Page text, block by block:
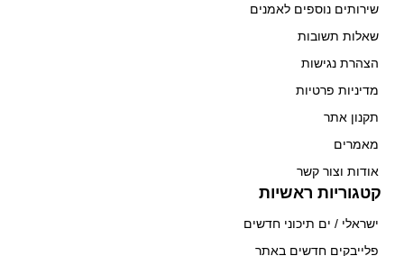
שירותים נוספים לאמנים
שאלות תשובות
הצהרת נגישות
מדיניות פרטיות
תקנון אתר
מאמרים
אודות וצור קשר
קטגוריות ראשיות
ישראלי / ים תיכוני חדשים
פלייבקים חדשים באתר